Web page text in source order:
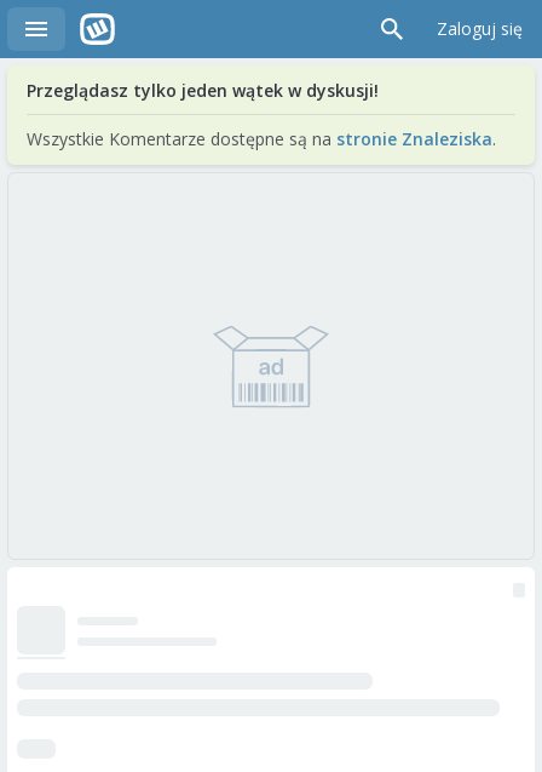
Zaloguj się
Przeglądasz tylko jeden wątek w dyskusji!
Wszystkie Komentarze dostępne są na stronie Znaleziska.